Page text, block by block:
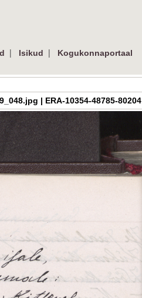
| Isikud |
Kogukonnaportaal
| ERA-10354-48785-80204